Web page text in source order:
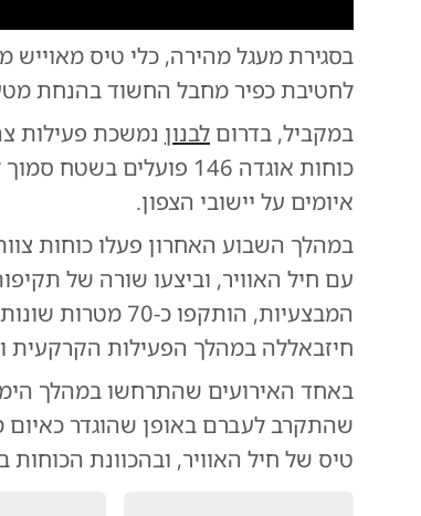
בסגירת מעגל מהירה, כלי טיס מאוייש
לחטיבת כפיר מחבל החשוד בהנחת
במקביל, בדרום לבנון נמשכת פעילות
כוחות אוגדה 146
איומים על יישובי הצפון.
עם חיל האוויר, וביצעו שורה של
חיזבאללה במהלך הפעילות הקרקעית
באחד האירועים שהתרחשו במהלך
שהתקרב לעברם באופן שהוגדר כאיום
טיס של חיל האוויר, ובהכוונת